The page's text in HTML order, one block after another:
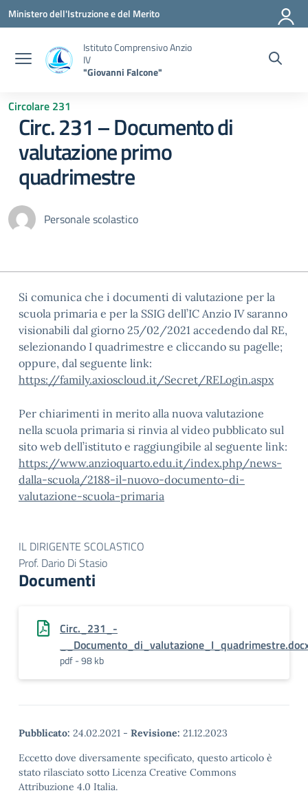
Vai ai contenuti
Vai al menu di navigazione
Vai al footer
Ministero dell'Istruzione e del Merito
Istituto Comprensivo Anzio
IV
"Giovanni Falcone"
Circolare 231
Circ. 231 – Documento di
valutazione primo
quadrimestre
Personale scolastico
Si comunica che i documenti di valutazione per la
scuola primaria e per la SSIG dell’IC Anzio IV saranno
visionabili dal giorno 25/02/2021 accedendo dal RE,
selezionando I quadrimestre e cliccando su pagelle;
oppure, dal seguente link:
https://family.axioscloud.it/Secret/RELogin.aspx
Per chiarimenti in merito alla nuova valutazione
nella scuola primaria si rinvia al video pubblicato sul
sito web dell’istituto e raggiungibile al seguente link:
https://www.anzioquarto.edu.it/index.php/news-
dalla-scuola/2188-il-nuovo-documento-di-
valutazione-scuola-primaria
IL DIRIGENTE SCOLASTICO
Prof. Dario Di Stasio
Documenti
Circ._231_-
pdf - 98 kb
Pubblicato: 24.02.2021 - Revisione: 21.12.2023
Eccetto dove diversamente specificato, questo articolo è
stato rilasciato sotto Licenza Creative Commons
Attribuzione 4.0 Italia.